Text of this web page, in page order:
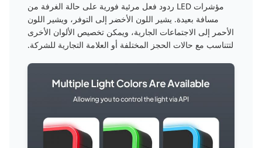
مؤشرات LED ردود فعل مرئية فورية على حالة الغرفة من
مسافة بعيدة. يشير اللون الأخضر إلى التوفر، ويشير اللون
الأحمر إلى الاجتماعات الجارية، ويمكن تخصيص الألوان الأخرى
لتتناسب مع حالات الحجز المختلفة أو العلامة التجارية للشركة.